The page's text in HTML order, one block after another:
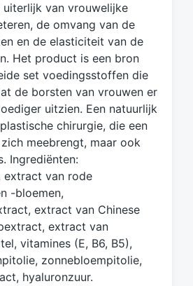
van vrouwelijke
de omvang van de
en de elasticiteit van de
Het product is een bron
set voedingsstoffen die
de borsten van vrouwen er
uitzien. Een natuurlijk
chirurgie, die een
meebrengt, maar ook
Ingrediënten:
extract van rode
-bloemen,
extract van Chinese
extract van
vitamines (E, B6, B5),
zonnebloempitolie,
hyaluronzuur.